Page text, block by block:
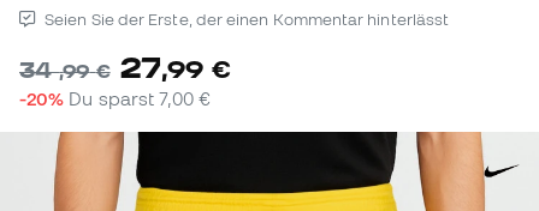
Seien Sie der Erste, der einen Kommentar hinterlässt
34,99 € 27,99 €
-20% Du sparst7,00 €